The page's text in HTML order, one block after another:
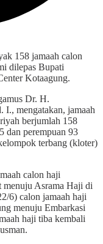
158 jamaah calon
dilepas Bupati
Kotaagung.
Dr. H.
mengatakan, jamaah
berjumlah 158
dan perempuan 93
terbang (kloter)
calon haji
menuju Asrama Haji di
6) calon jamaah haji
menuju Embarkasi
haji tiba kembali